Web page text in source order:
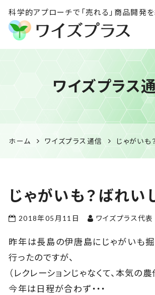
科学的アプローチで「売れる」商品開発
ワイズプラス｜鹿
品開発・HACCP衛
品表示の専門コンサル
ワイズプラス
ホーム ワイズプラス通信 じゃがいも
じゃがいも？ばれい
2018年05月11日 ワイズプラス代
昨年は長島の伊唐島にじゃがいも
行ったのですが、
（レクレーションじゃなくて、本気の農
今年は日程が合わず・・・